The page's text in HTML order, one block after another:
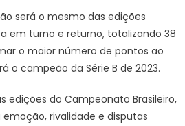
será o mesmo das edições
em turno e returno, totalizando 38
o maior número de pontos ao
o campeão da Série B de 2023.
edições do Campeonato Brasileiro,
rivalidade e disputas